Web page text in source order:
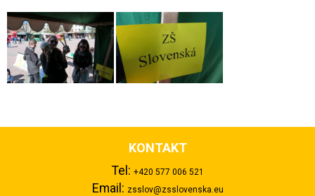
KONTAKT
Tel: +420 577 006 521
Email: zsslov@zsslovenska.eu